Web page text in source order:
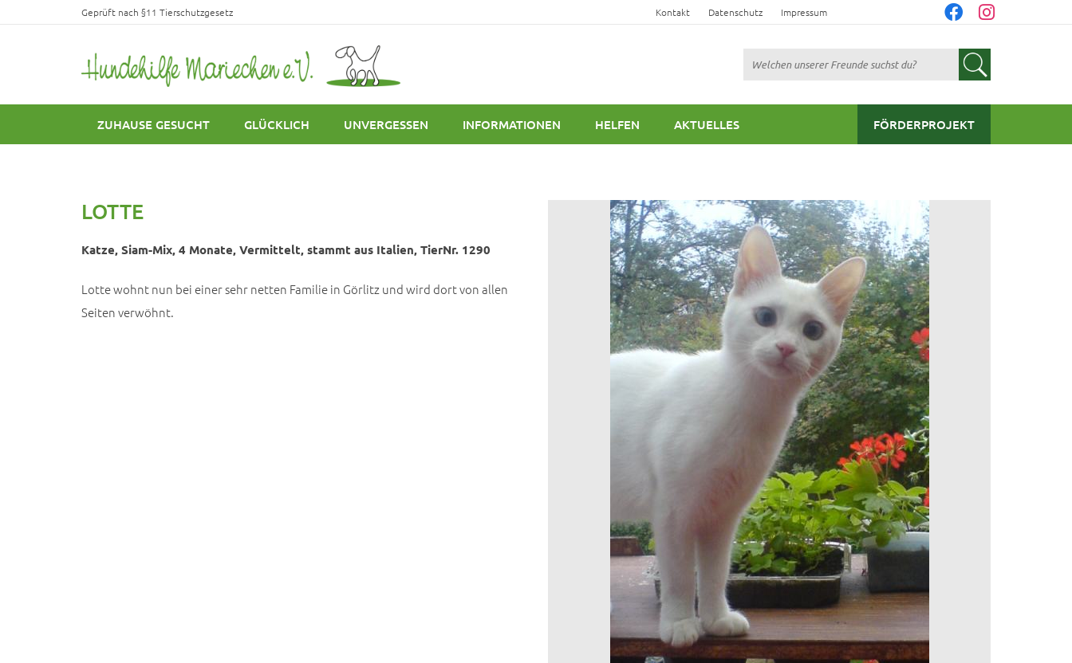
Geprüft nach §11 Tierschutzgesetz Kontakt Datenschutz Impressum
Suchen
ZUHAUSE GESUCHT GLÜCKLICH UNVERGESSEN INFORMATIONEN HELFEN AKTUELLES FÖRDERPROJEKT
LOTTE
Katze, Siam-Mix, 4 Monate, Vermittelt, stammt aus Italien, TierNr. 1290
Lotte wohnt nun bei einer sehr netten Familie in Görlitz und wird dort von allen
Seiten verwöhnt.